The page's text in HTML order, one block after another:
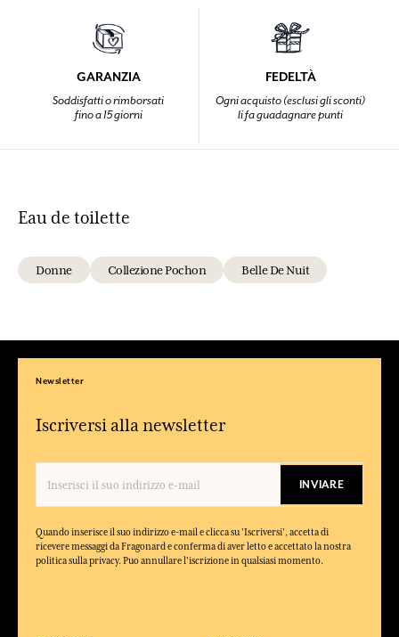
GARANZIA
Soddisfatti o rimborsati
fino a 15 giorni
FEDELTÀ
Ogni acquisto (esclusi gli sconti)
li fa guadagnare punti
Eau de toilette
Donne Collezione Pochon Belle De Nuit
Newsletter
Iscriversi alla newsletter
INVIARE
Quando inserisce il suo indirizzo e-mail e clicca su 'Iscriversi', accetta di
ricevere messaggi da Fragonard e conferma di aver letto e accettato la nostra
politica sulla privacy. Puo annullare l'iscrizione in qualsiasi momento.